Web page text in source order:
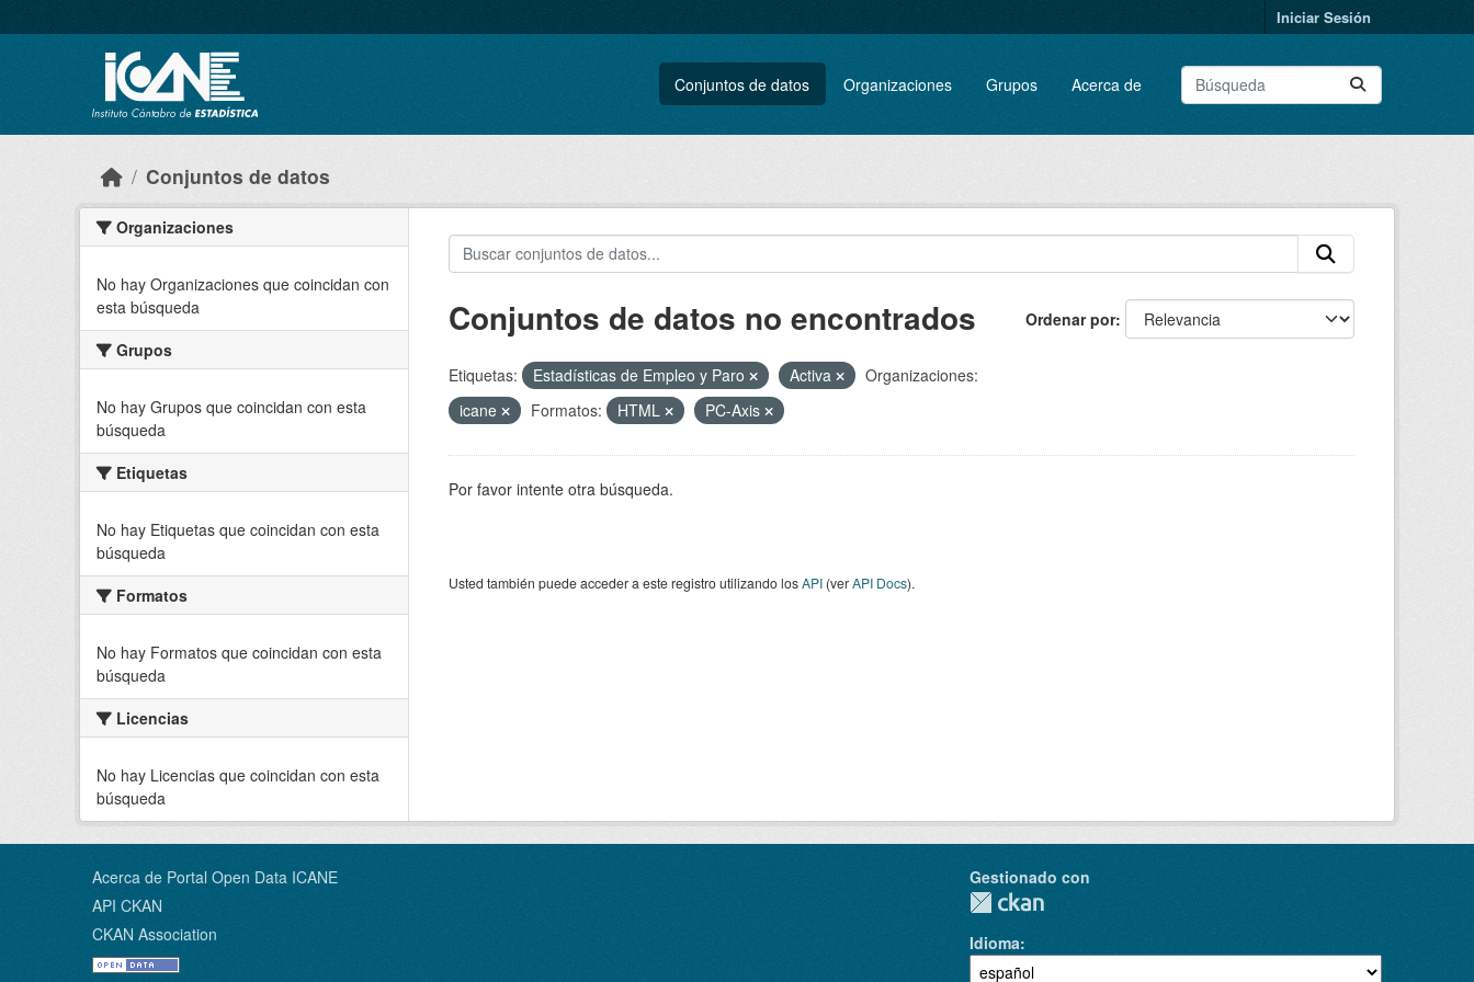
Iniciar Sesión
Conjuntos de datos Organizaciones Grupos Acerca de
Conjuntos de datos
Organizaciones
No hay Organizaciones que coincidan con
esta búsqueda
Grupos
No hay Grupos que coincidan con esta
búsqueda
Etiquetas
No hay Etiquetas que coincidan con esta
búsqueda
Formatos
No hay Formatos que coincidan con esta
búsqueda
Licencias
No hay Licencias que coincidan con esta
búsqueda
Ordenar por
Conjuntos de datos no encontrados
Etiquetas: Estadísticas de Empleo y Paro Activa
Organizaciones:
icane
Formatos: HTML PC-Axis
Por favor intente otra búsqueda.
Usted también puede acceder a este registro utilizando losAPI(verAPI Docs).
Acerca de Portal Open Data ICANE
API CKAN
CKAN Association
Gestionado con
Idioma